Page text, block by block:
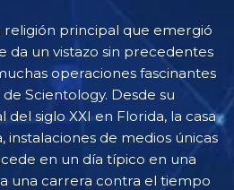
religión principal que emergió
da un vistazo sin precedentes
operaciones fascinantes
Scientology. Desde su
siglo XXI en Florida, la casa
instalaciones de medios únicas
en un día típico en una
una carrera contra el tiempo